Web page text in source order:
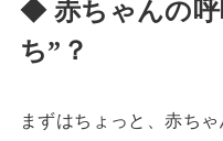
◆ 赤ちゃんの呼
ち”？
まずはちょっと、赤ち